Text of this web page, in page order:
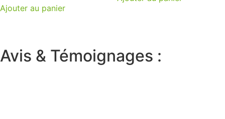
Ajouter au panier
Avis & Témoignages :